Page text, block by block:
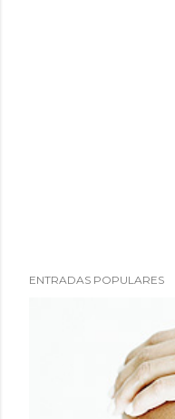
u
ENTRADAS POPULARES